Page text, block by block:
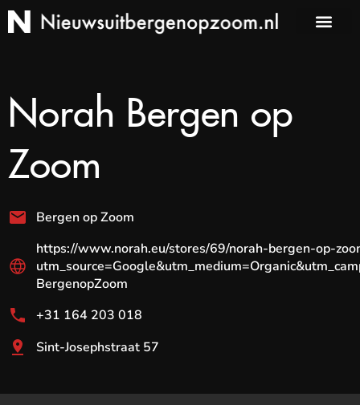
Norah Bergen op
Zoom
Bergen op Zoom
https://www.norah.eu/stores/69/norah-bergen-op-
BergenopZoom
+31 164 203 018
Sint-Josephstraat 57